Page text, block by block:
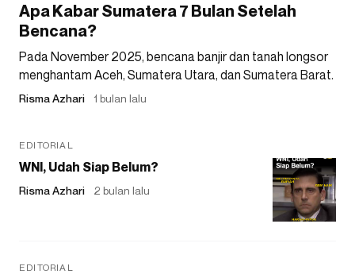
Apa Kabar Sumatera 7 Bulan Setelah
Bencana?
Pada November 2025, bencana banjir dan tanah longsor
menghantam Aceh, Sumatera Utara, dan Sumatera Barat.
Risma Azhari 1 bulan lalu
EDITORIAL
WNI, Udah Siap Belum?
Risma Azhari 2 bulan lalu
EDITORIAL